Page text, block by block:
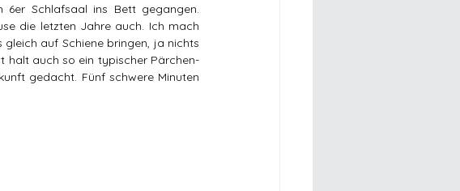
Schlafsaal ins Bett gegangen.
die letzten Jahre auch. Ich mach
auf Schiene bringen, ja nichts
halt auch so ein typischer Pärchen-
gedacht. Fünf schwere Minuten